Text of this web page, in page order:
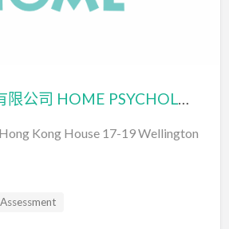
如家心理服務有限公司 HOME PSYCHOLOGICAL SERVICES LIMITED
Kong House 17-19 Wellington